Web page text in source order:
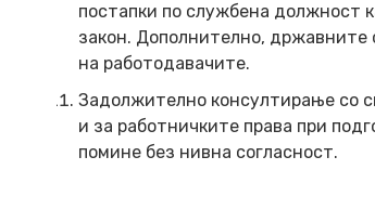
постапки по службена должност
закон. Дополнително, државните
на работодавачите.
Задолжително консултирање со
и за работничките права при
помине без нивна согласност.